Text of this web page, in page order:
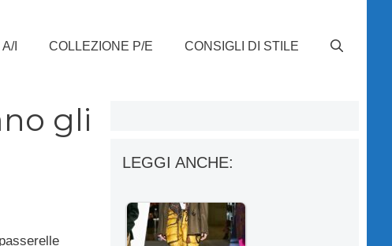
I COLLEZIONE P/E CONSIGLI DI STILE
gli
LEGGI ANCHE: